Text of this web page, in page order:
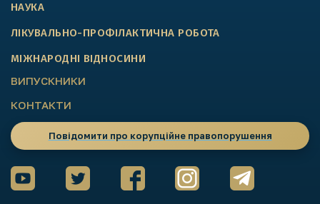
НАУКА
ЛІКУВАЛЬНО-ПРОФІЛАКТИЧНА РОБОТА
МІЖНАРОДНІ ВІДНОСИНИ
ВИПУСКНИКИ
КОНТАКТИ
Повідомити про корупційне правопорушення